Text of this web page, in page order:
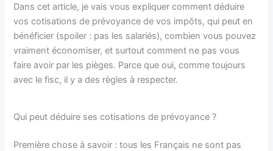
Dans cet article, je vais vous expliquer comment déduire
vos cotisations de prévoyance de vos impôts, qui peut en
bénéficier (spoiler : pas les salariés), combien vous pouvez
vraiment économiser, et surtout comment ne pas vous
faire avoir par les pièges. Parce que oui, comme toujours
avec le fisc, il y a des règles à respecter.
Qui peut déduire ses cotisations de prévoyance ?
Première chose à savoir : tous les Français ne sont pas